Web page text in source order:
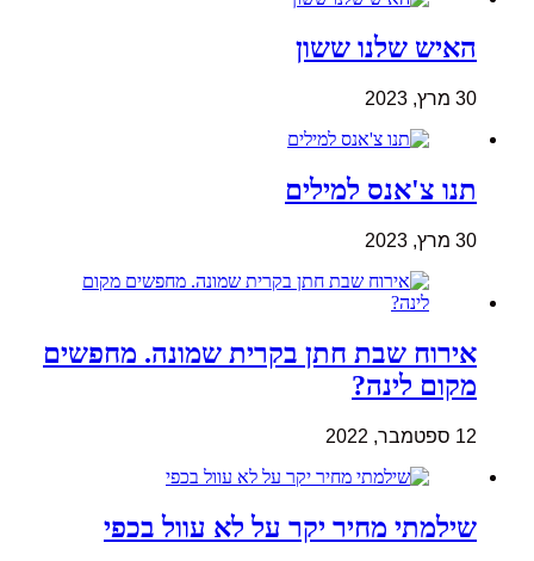
האיש שלנו ששון
30 מרץ, 2023
תנו צ'אנס למילים
30 מרץ, 2023
אירוח שבת חתן בקרית שמונה. מחפשים
מקום לינה?
12 ספטמבר, 2022
שילמתי מחיר יקר על לא עוול בכפי